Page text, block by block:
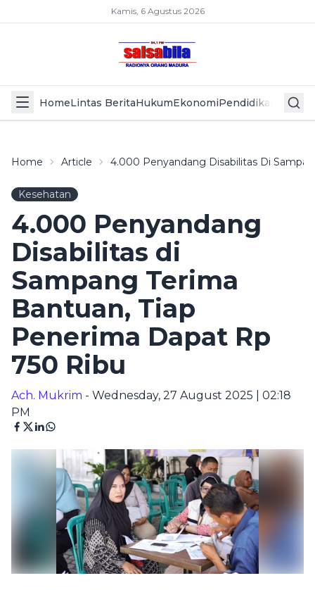
Kamis, 6 Agustus 2026
HomeLintas BeritaHukumEkonomiPendidikan Politik
Home Article 4.000 Penyandang Disabilitas Di
Kesehatan
4.000 Penyandang
Disabilitas di
Sampang Terima
Bantuan, Tiap
Penerima Dapat Rp
750 Ribu
Ach. Mukrim - Wednesday, 27 August 2025 | 02:18
PM